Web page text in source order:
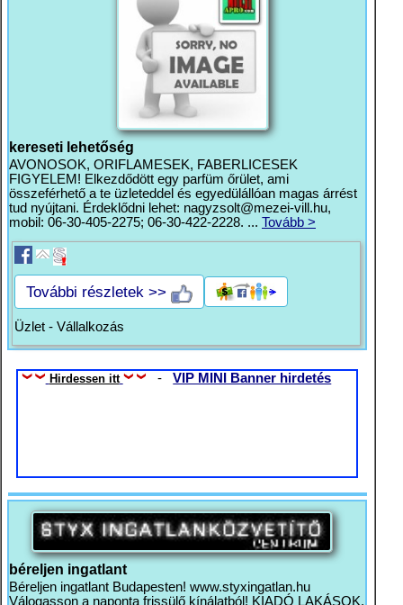
kereseti lehetőség
AVONOSOK, ORIFLAMESEK, FABERLICESEK
FIGYELEM! Elkezdődött egy parfüm őrület, ami
összeférhető a te üzleteddel és egyedülállóan magas árrést
tud nyújtani. Érdeklődni lehet: nagyzsolt@mezei-vill.hu,
mobil: 06-30-405-2275; 06-30-422-2228. ... Tovább >
További részletek >>
Üzlet - Vállalkozás
Hirdessen itt -VIP MINI Banner hirdetés
béreljen ingatlant
Béreljen ingatlant Budapesten! www.styxingatlan.hu
Válogasson a naponta frissülő kínálatból! KIADÓ LAKÁSOK,